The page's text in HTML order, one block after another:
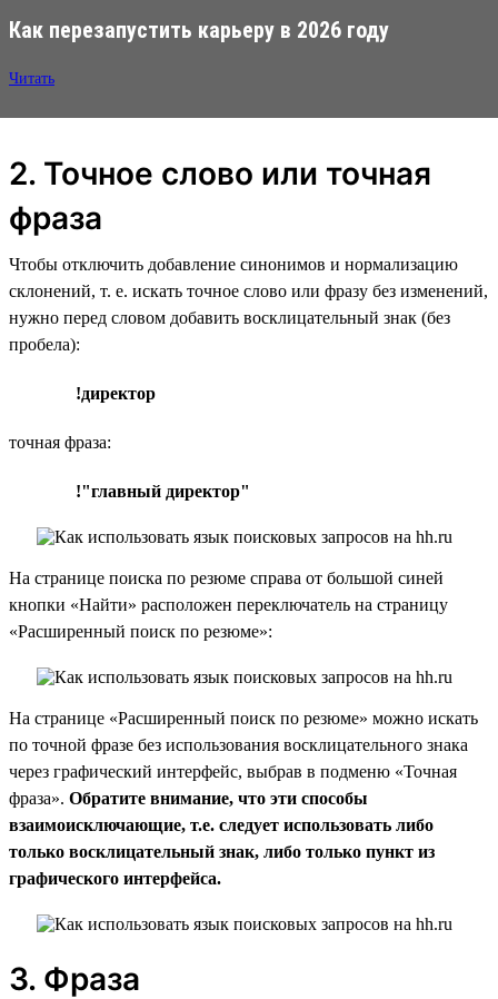
Как перезапустить карьеру в 2026 году
Читать
2. Точное слово или точная
фраза
Чтобы отключить добавление синонимов и нормализацию
склонений, т. е. искать точное слово или фразу без изменений,
нужно перед словом добавить восклицательный знак (без
пробела):
!директор
точная фраза:
!"главный директор"
На странице поиска по резюме справа от большой синей
кнопки «Найти» расположен переключатель на страницу
«Расширенный поиск по резюме»:
На странице «Расширенный поиск по резюме» можно искать
по точной фразе без использования восклицательного знака
через графический интерфейс, выбрав в подменю «Точная
фраза». Обратите внимание, что эти способы
взаимоисключающие, т.е. следует использовать либо
только восклицательный знак, либо только пункт из
графического интерфейса.
3. Фраза